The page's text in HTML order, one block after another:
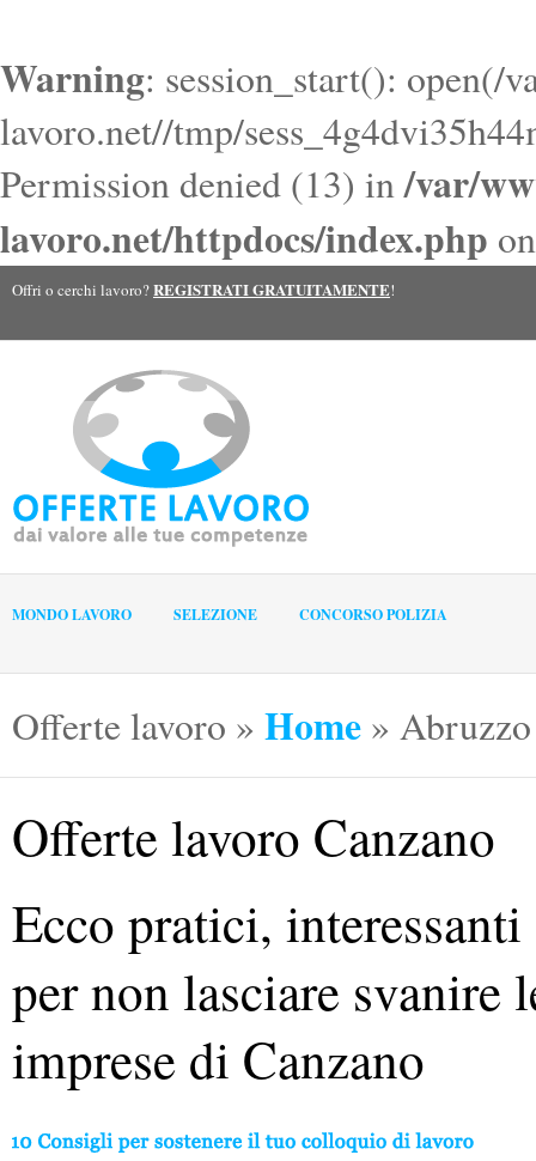
Warning: session_start(): open(/
lavoro.net//tmp/
Permission denied (13) in/var/
lavoro.net/httpdocs/index.php
Offri o cerchi lavoro?REGISTRATI GRATUITAMENTE!
MONDO LAVORO SELEZIONE CONCORSO POLIZIA
Offerte lavoro » Home » Abruzzo
Offerte lavoro Canzano
Ecco pratici,
per non lasciare svanire
imprese di Canzano